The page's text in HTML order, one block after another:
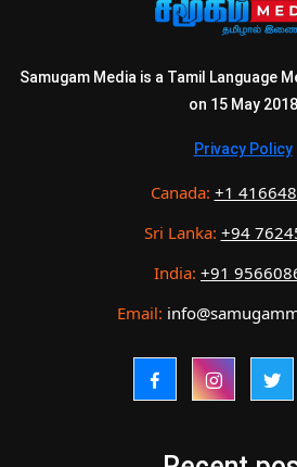
Samugam Media is a Tamil Language
on 15 May 2018
Privacy Policy
Canada: +1
Sri Lanka: +94
India: +91
Email: